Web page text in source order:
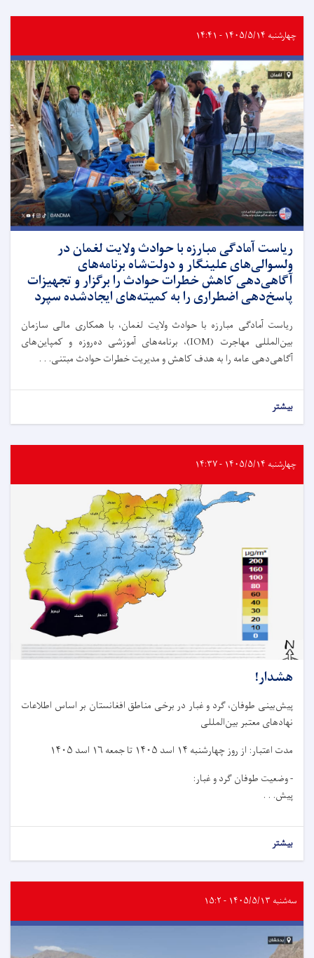
چهارشنبه ۱۴۰۵/۵/۱۴ - ۱۴:۴۱
ریاست آمادگی مبارزه با حوادث ولایت لغمان در
ولسوالی‌های علینگار و دولت‌شاه برنامه‌های
آگاهی‌دهی کاهش خطرات حوادث را برگزار و تجهیزات
پاسخ‌دهی اضطراری را به کمیته‌های ایجادشده سپرد
ریاست آمادگی مبارزه با حوادث ولایت لغمان، با همکاری مالی سازمان
بین‌المللی مهاجرت (IOM)، برنامه‌های آموزشی ده‌روزه و کمپاین‌های
آگاهی‌دهی عامه را به هدف کاهش و مدیریت خطرات حوادث مبتنی. . .
بیشتر
چهارشنبه ۱۴۰۵/۵/۱۴ - ۱۴:۳۷
هشدار!
پیش‌بینی طوفان، گرد و غبار در برخی مناطق افغانستان بر اساس اطلاعات
نهادهای معتبر بین‌المللی
مدت اعتبار: از روز چهار‌شنبه ۱۴ اسد ۱۴۰۵ تا جمعه ۱۶ اسد ۱۴۰۵
- وضعیت طوفان گرد و غبار:
پیش. . .
بیشتر
سه‌شنبه ۱۴۰۵/۵/۱۳ - ۱۵:۲